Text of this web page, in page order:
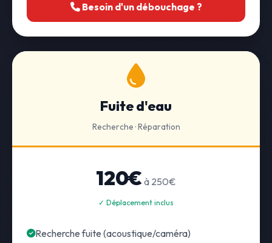
Besoin d'un débouchage ?
Fuite d'eau
Recherche · Réparation
120€ à 250€
✓ Déplacement inclus
Recherche fuite (acoustique/caméra)